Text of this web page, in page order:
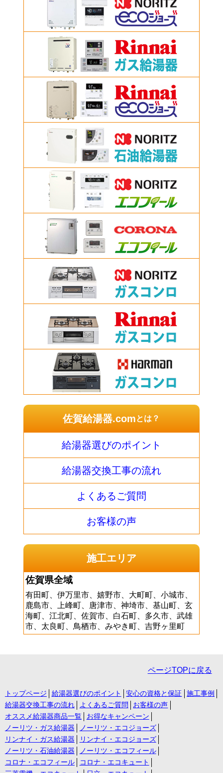
佐賀給湯器.comとは？
給湯器選びのポイント
給湯器交換工事の流れ
よくあるご質問
お客様の声
施工エリア
佐賀県全域
有田町、伊万里市、嬉野市、大町町、小城市、
鹿島市、上峰町、唐津市、神埼市、基山町、玄
海町、江北町、佐賀市、白石町、多久市、武雄
市、太良町、鳥栖市、みやき町、吉野ヶ里町
ページTOPに戻る
トップページ 給湯器選びのポイント 安心の資格と保証
施工事例
給湯器交換工事の流れ
よくあるご質問
お客様の声
オススメ給湯器商品一覧
お得なキャンペーン
ノーリツ・ガス給湯器
ノーリツ・エコジョーズ
リンナイ・ガス給湯器
リンナイ・エコジョーズ
ノーリツ・石油給湯器
ノーリツ・エコフィール
コロナ・エコフィール
コロナ・エコキュート